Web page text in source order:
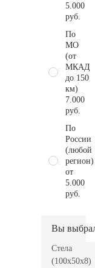
5.000
руб.
По
МО
(от
МКАД
до 150
км)
7.000
руб.
По
России
(любой
регион)
от
5.000
руб.
Вы
Стела
(100x50x8)